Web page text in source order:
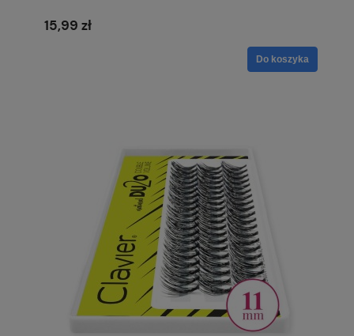
15,99 zł
Do koszyka